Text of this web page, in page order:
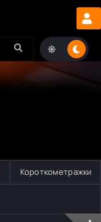
Короткометражки